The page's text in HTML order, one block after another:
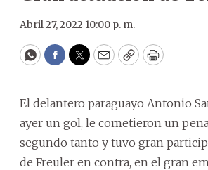
Abril 27, 2022 10:00 p. m.
WhatsApp
Facebook
Twitter
EmailCopyPrint
El delantero paraguayo Antonio
ayer un gol, le cometieron un
segundo tanto y tuvo gran
de Freuler en contra, en el gran